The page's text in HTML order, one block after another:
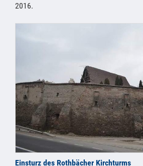
2016.
Einsturz des Rothbächer Kirchturms